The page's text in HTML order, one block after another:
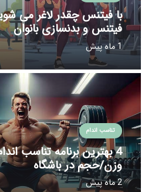
با فیتنس چقدر لاغر می
فیتنس و بدنسازی بانوان
1 ماه پیش
تناسب اندام
4 بهترین برنامه تناسب
وزن/حجم در باشگاه
2 ماه پیش